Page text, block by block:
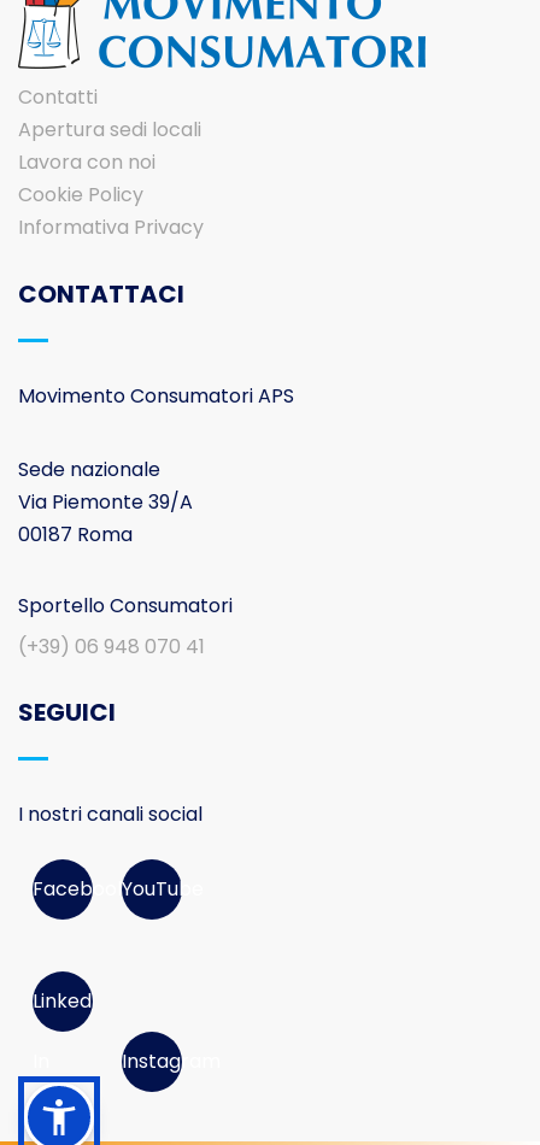
Contatti
Apertura sedi locali
Lavora con noi
Cookie Policy
Informativa Privacy
CONTATTACI
Movimento Consumatori APS
Sede nazionale
Via Piemonte 39/A
00187 Roma
Sportello Consumatori
(+39) 06 948 070 41
SEGUICI
I nostri canali social
FacebookYouTube
Linked
Instagram